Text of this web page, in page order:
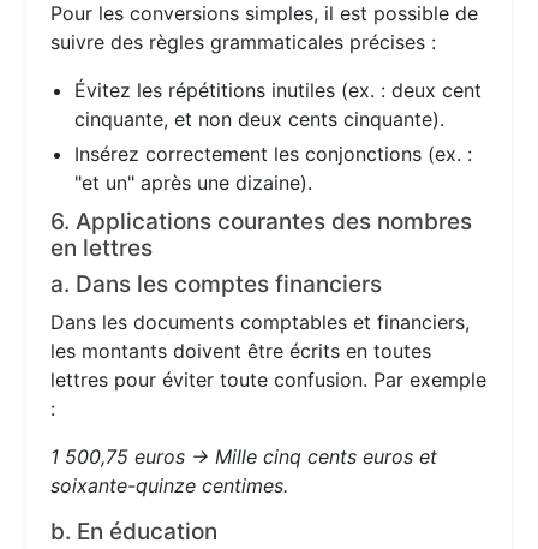
Pour les conversions simples, il est possible de
suivre des règles grammaticales précises :
Évitez les répétitions inutiles (ex. : deux cent
cinquante, et non deux cents cinquante).
Insérez correctement les conjonctions (ex. :
"et un" après une dizaine).
6. Applications courantes des nombres
en lettres
a. Dans les comptes financiers
Dans les documents comptables et financiers,
les montants doivent être écrits en toutes
lettres pour éviter toute confusion. Par exemple
:
1 500,75 euros → Mille cinq cents euros et
soixante-quinze centimes.
b. En éducation